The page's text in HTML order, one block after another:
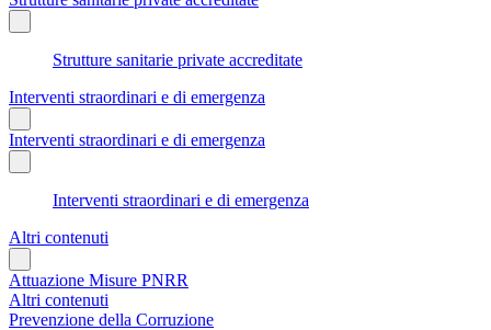
Strutture sanitarie private accreditate
Interventi straordinari e di emergenza
Interventi straordinari e di emergenza
Interventi straordinari e di emergenza
Altri contenuti
Attuazione Misure PNRR
Altri contenuti
Prevenzione della Corruzione